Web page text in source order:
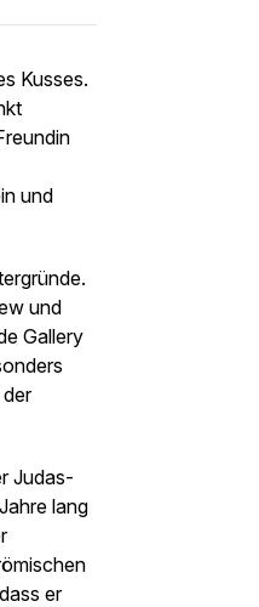
Kusses.
und
und
Gallery
Judas-
lang
er